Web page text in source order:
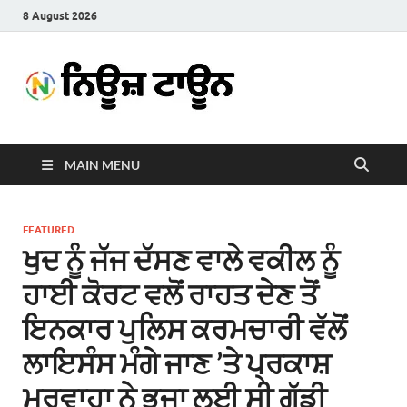
8 August 2026
Town
MAIN MENU
FEATURED
ਖੁਦ ਨੂੰ ਜੱਜ ਦੱਸਣ ਵਾਲੇ ਵਕੀਲ ਨੂੰ
ਹਾਈ ਕੋਰਟ ਵਲੋਂ ਰਾਹਤ ਦੇਣ ਤੋਂ
ਇਨਕਾਰ ਪੁਲਿਸ ਕਰਮਚਾਰੀ ਵੱਲੋਂ
ਲਾਇਸੰਸ ਮੰਗੇ ਜਾਣ ’ਤੇ ਪ੍ਰਕਾਸ਼
ਮਰਵਾਹਾ ਨੇ ਭਜਾ ਲਈ ਸੀ ਗੱਡੀ